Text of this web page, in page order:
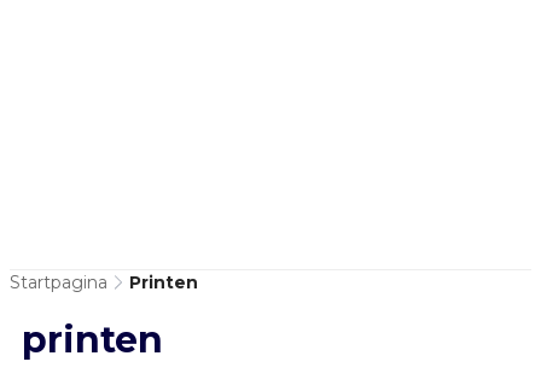
Startpagina Printen
printen